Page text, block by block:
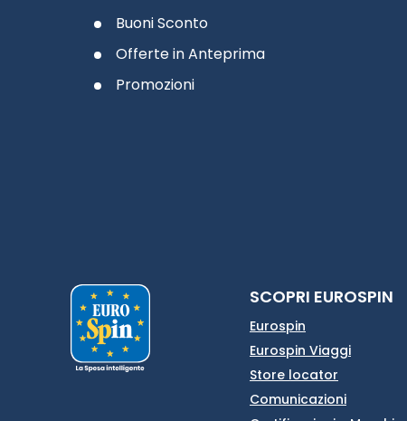
Buoni Sconto
Offerte in Anteprima
Promozioni
SCOPRI EUROSPIN
Eurospin
Eurospin Viaggi
Store locator
Comunicazioni